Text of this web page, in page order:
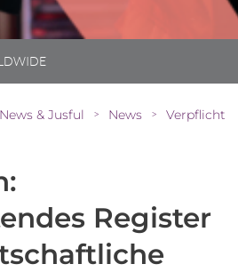
News & Jusful > News >
Register